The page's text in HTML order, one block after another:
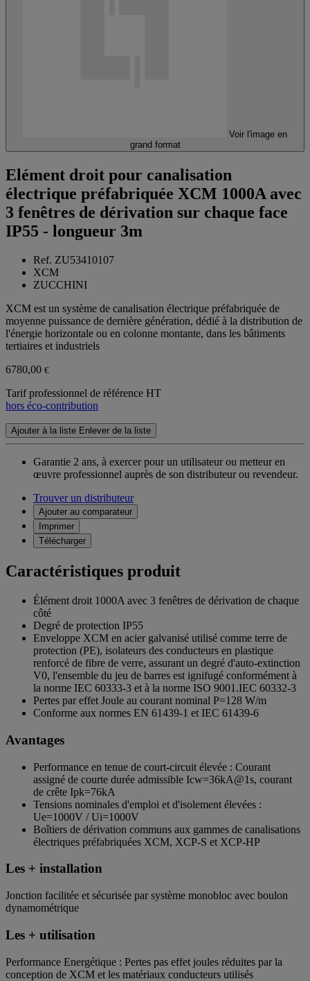
Voir l'image en
grand format
Elément droit pour canalisation
électrique préfabriquée XCM 1000A avec
3 fenêtres de dérivation sur chaque face
IP55 - longueur 3m
Ref. ZU53410107
XCM
ZUCCHINI
XCM est un système de canalisation électrique préfabriquée de
moyenne puissance de dernière génération, dédié à la distribution de
l'énergie horizontale ou en colonne montante, dans les bâtiments
tertiaires et industriels
6780,00 €
Tarif professionnel de référence HT
hors éco-contribution
Ajouter à la liste Enlever de la liste
Garantie 2 ans, à exercer pour un utilisateur ou metteur en
œuvre professionnel auprès de son distributeur ou revendeur.
Trouver un distributeur
Ajouter au comparateur
Imprimer
Télécharger
Caractéristiques produit
Élément droit 1000A avec 3 fenêtres de dérivation de chaque
côté
Degré de protection IP55
Enveloppe XCM en acier galvanisé utilisé comme terre de
protection (PE), isolateurs des conducteurs en plastique
renforcé de fibre de verre, assurant un degré d'auto-extinction
V0, l'ensemble du jeu de barres est ignifugé conformément à
la norme IEC 60333-3 et à la norme ISO 9001.IEC 60332-3
Pertes par effet Joule au courant nominal P=128 W/m
Conforme aux normes EN 61439-1 et IEC 61439-6
Avantages
Performance en tenue de court-circuit élevée : Courant
assigné de courte durée admissible Icw=36kA@1s, courant
de crête Ipk=76kA
Tensions nominales d'emploi et d'isolement élevées :
Ue=1000V / Ui=1000V
Boîtiers de dérivation communs aux gammes de canalisations
électriques préfabriquées XCM, XCP-S et XCP-HP
Les + installation
Jonction facilitée et sécurisée par système monobloc avec boulon
dynamométrique
Les + utilisation
Performance Energétique : Pertes pas effet joules réduites par la
conception de XCM et les matériaux conducteurs utilisés